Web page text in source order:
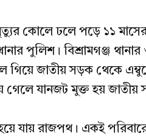
কোলে ঢলে পড়ে ১১
পুলিশ। বিশ্রামগঞ্জ
গিয়ে জাতীয় সড়ক থেকে
গেলে যানজট মুক্ত হয় জাতীয়
যায় রাজপথ। একই